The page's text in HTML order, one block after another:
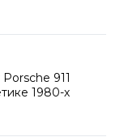
911
1980-х